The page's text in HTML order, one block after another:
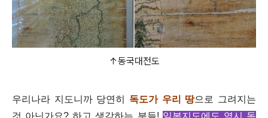
↑동국대전도
우리나라 지도니까 당연히 독도가 우리 땅으로 그려지는